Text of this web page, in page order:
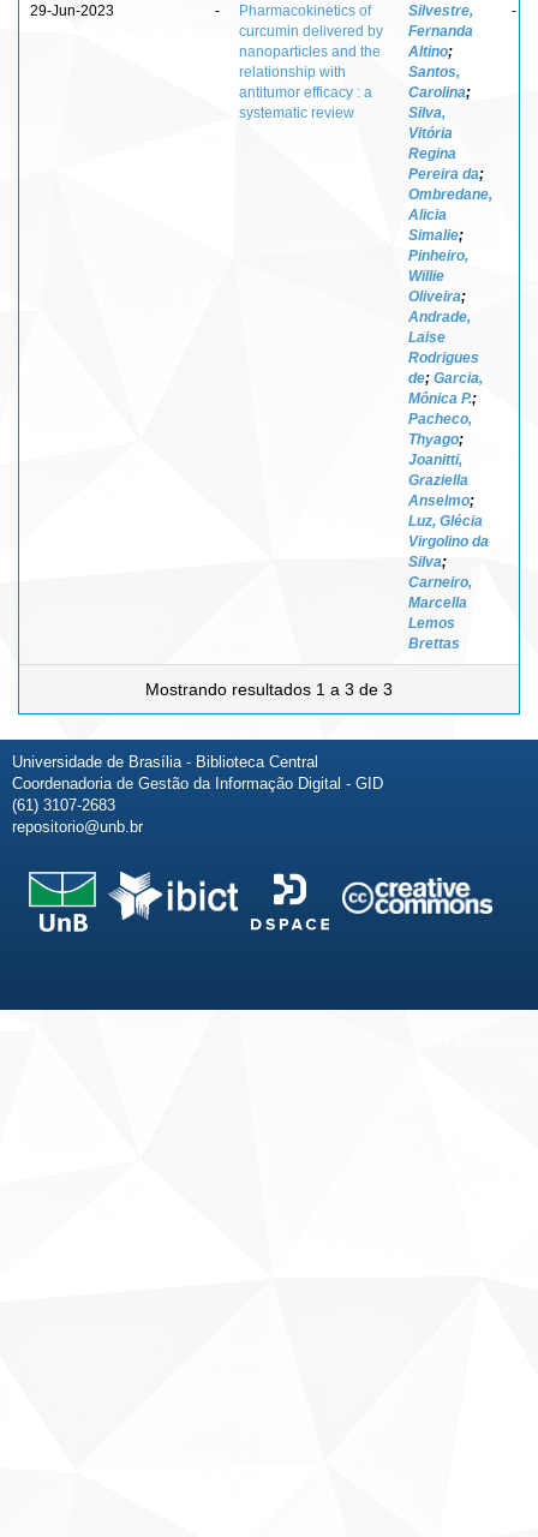
29-Jun-2023 -
Pharmacokinetics of
curcumin delivered by
nanoparticles and the
relationship with
antitumor efficacy : a
systematic review
Silvestre,
Fernanda
Altino;
Santos,
Carolina;
Silva,
Vitória
Regina
Pereira da;
Ombredane,
Alicia
Simalie;
Pinheiro,
Willie
Oliveira;
Andrade,
Laise
Rodrigues
de; Garcia,
Mônica P.;
Pacheco,
Thyago;
Joanitti,
Graziella
Anselmo;
Luz, Glécia
Virgolino da
Silva;
Carneiro,
Marcella
Lemos
Brettas
-
Mostrando resultados 1 a 3 de 3
Universidade de Brasília - Biblioteca Central
Coordenadoria de Gestão da Informação Digital - GID
(61) 3107-2683
repositorio@unb.br